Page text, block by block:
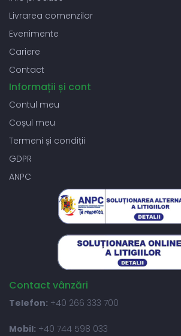
Livrarea comenzilor
Evenimente
Cariere
Contact
Informații și cont
Contul meu
Coșul meu
Termeni și condiții
GDPR
ANPC
Contact vânzări
Telefon: +40 266 333 700
Mobil: +40 744 598 033